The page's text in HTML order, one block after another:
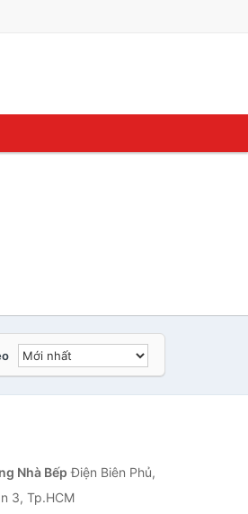
Nhà Bếp Điện Biên Phủ,
3, Tp.HCM